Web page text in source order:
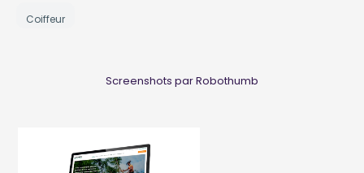
Coiffeur
Screenshots par Robothumb